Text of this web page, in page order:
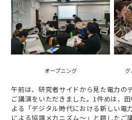
オープニング
午前は、研究者サイドから見た電力の
ご講演をいただきました。1件めは、
よる「デジタル時代における新しい電
による協調メカニズム～」と題したご